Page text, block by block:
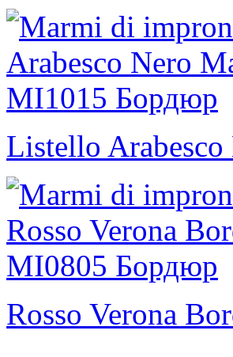
Listello
Rosso Verona